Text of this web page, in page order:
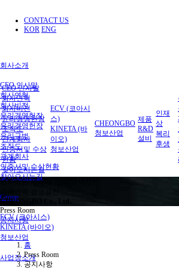
CONTACT US
KOR ENG
회사소개
CEO 인사말
회사연혁
회사비전
윤리경영헌장
윤리경영헌장
윤리규범
조직도
관계회사
인증서및 수상현황
찾아오시는길
Group
ECV (코아시스)
KINETA (바이오)
청보산업
사업장소개
CEO 인사말
회사연혁
회사비전
윤리경영헌장
조직도
관계회사
인증서및 수상
현황
찾아오시는길
ECV (코아시
스)
KINETA (바
이오)
청보산업
CHEONGBO
청보산업
제품
R&D
설비
인재
상
복리
후생
변화하는 세계에 한발 앞서가는
CHEONGBO Co., Ltd.
Press Room
공지사항
홈
Press Room
공지사항